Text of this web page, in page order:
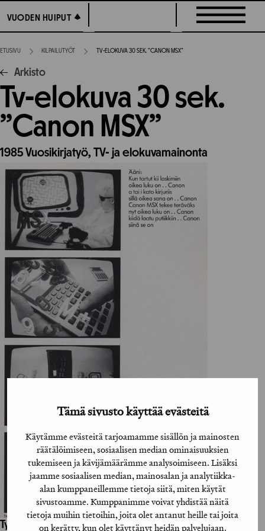
Tämä sivusto käyttää evästeitä
Käytämme evästeitä tarjoamamme sisällön ja mainosten
räätälöimiseen, sosiaalisen median ominaisuuksien
tukemiseen ja kävijämäärämme analysoimiseen. Lisäksi
jaamme sosiaalisen median, mainosalan ja analytiikka-
alan kumppaneillemme tietoja siitä, miten käytät
sivustoamme. Kumppanimme voivat yhdistää näitä
tietoja muihin tietoihin, joita olet antanut heille tai joita
on kerätty, kun olet käyttänyt heidän palvelujaan.
suoraan
sisältöön
VUODEN HUIPUT
VUODEN HUIPUT
ETUSIVU KILPAILUTYÖT TV-ELOKUVA 30 SEK. ”CANON MSX”
Arkisto
Tv-elokuva 30 sek.
”Canon MSX”
1985Vuosikirjatyö, TV- ja elokuvamainonta
Työhön osallistuneet henkilöt / tahot: